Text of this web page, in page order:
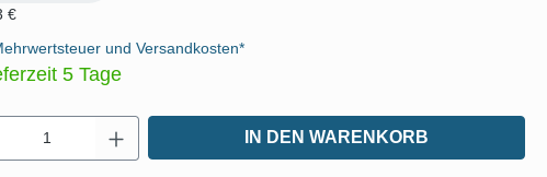
€
und Versandkosten*
5 Tage
Anzahl: Gib den gewünschten Wert ein
IN DEN WARENKORB